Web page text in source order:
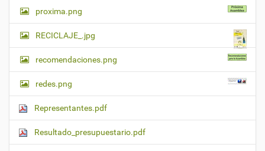
proxima.png
RECICLAJE_.jpg
recomendaciones.png
redes.png
Representantes.pdf
Resultado_presupuestario.pdf